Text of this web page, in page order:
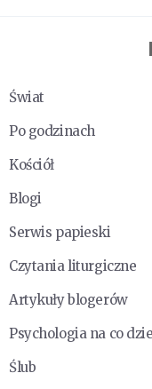
Świat
Po godzinach
Kościół
Blogi
Serwis papieski
Czytania liturgiczne
Artykuły blogerów
Psychologia na co
Ślub